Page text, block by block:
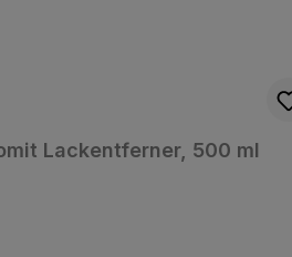
Lackentferner, 500 ml